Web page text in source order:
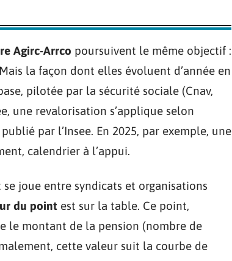
Agirc-Arrco poursuivent le même objectif :
la façon dont elles évoluent d’année en
pilotée par la sécurité sociale (Cnav,
une revalorisation s’applique selon
publié par l’Insee. En 2025, par exemple, une
calendrier à l’appui.
se joue entre syndicats et organisations
du point est sur la table. Ce point,
le montant de la pension (nombre de
cette valeur suit la courbe de